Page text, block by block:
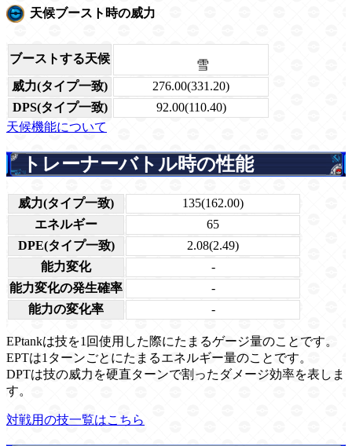
天候ブースト時の威力
ブーストする天候
雪
威力(タイプ一致)
276.00(331.20)
DPS(タイプ一致)
92.00(110.40)
天候機能について
トレーナーバトル時の性能
威力(タイプ一致)
135(162.00)
エネルギー
65
DPE(タイプ一致)
2.08(2.49)
能力変化
-
能力変化の発生確率
-
能力の変化率
-
EPtankは技を1回使用した際にたまるゲージ量のことです。
EPTは1ターンごとにたまるエネルギー量のことです。
DPTは技の威力を硬直ターンで割ったダメージ効率を表しま
す。
対戦用の技一覧はこちら